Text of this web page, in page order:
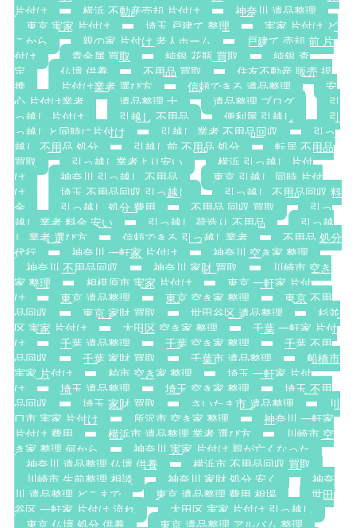
片付け
横浜 不動産売却 片付け
神奈川 遺品整理
東京 実家 片付け
埼玉 戸建て 整理
実家 片付け ど
こから
親の家 片付け 老人ホーム
戸建て 売却 前 片
付け
貴金属 買取 純銀 花瓶 買取
純銀 査
定
仏壇 供養 不用品 買取
住友不動産 販売 提
携
片付け業者 選び方 信頼できる 遺品整理
安
心 片付け業者
遺品整理 士 遺品整理 ブログ
引
っ越し 片付け
引越し 不用品 便利屋 引越し
引
っ越しと同時に片付け
引越し 業者 不用品回収
引っ
越し 不用品 処分
引越し前 不用品 処分
転居 不用品
買取
引っ越し業者より安い
横浜 引っ越し 片付
け
神奈川 引っ越し 不用品
東京 引越し 同時 片付
け
埼玉 不用品回収 引っ越し
引っ越し 不用品回収 料
金
引っ越し 処分 費用 不用品 回収 買取
引っ
越し 業者 料金 安い
引っ越し 荷造り 不用品
引っ越
し 業者 選び方
信頼できる 引っ越し業者
不用品 処分
代行
神奈川 一軒家 片付け
神奈川 空き家 整理
神奈川 不用品回収
神奈川 家財 買取
川崎市 空き
家 整理
相模原市 実家 片付け
東京 一軒家 片付
け
東京 遺品整理 東京 空き家 整理
東京 不用
品回収
東京 家財 買取 世田谷区 遺品整理
杉並
区 実家 片付け
大田区 空き家 整理
千葉 一軒家 片付
け
千葉 遺品整理 千葉 空き家 整理
千葉 不用
品回収
千葉 家財 買取 千葉市 遺品整理
船橋市
実家 片付け
柏市 空き家 整理
埼玉 一軒家 片付
け
埼玉 遺品整理 埼玉 空き家 整理
埼玉 不用
品回収
埼玉 家財 買取 さいたま市 遺品整理
川
口市 実家 片付け
所沢市 空き家 整理
神奈川 一軒家
片付け 費用
横浜市 遺品整理 業者 選び方
川崎市 空
き家 整理 何から
神奈川 実家 片付け 親が亡くなった
神奈川 遺品整理 仏壇 供養
横浜市 不用品回収 買取
川崎市 生前整理 相談
神奈川 家財 処分 安く
神奈
川 遺品整理 どこまで
東京 遺品整理 費用 相場
世田
谷区 一軒家 片付け 流れ
大田区 実家 片付け 引っ越し
東京 仏壇 処分 供養
東京 遺品整理 アルバム 整理